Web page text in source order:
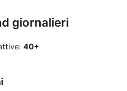
giornalieri
40+